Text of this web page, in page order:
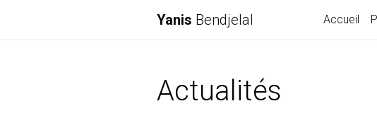
Yanis Bendjelal Accueil
Actualités